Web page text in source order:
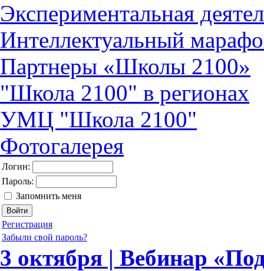
Экспериментальная
Интеллектуальный
Партнеры «Школы 2100»
"Школа 2100" в регионах
УМЦ "Школа 2100"
Фотогалерея
Логин:
Пароль:
Запомнить меня
Регистрация
Забыли свой пароль?
3 октября | Вебинар